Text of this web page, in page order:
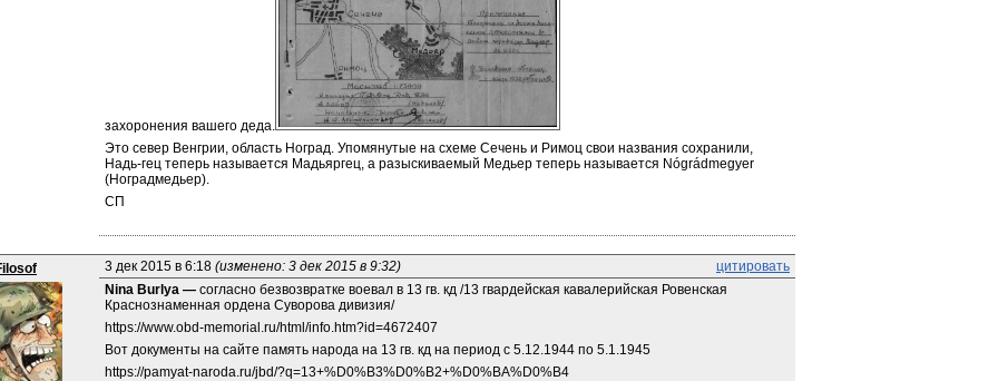
захоронения вашего деда.
Это север Венгрии, область Ноград. Упомянутые на схеме Сечень и Римоц свои названия сохранили,
Надь-гец теперь называется Мадьяргец, а разыскиваемый Медьер теперь называется Nógrádmegyer
(Ноградмедьер).
СП
3 дек 2015 в 6:18 (изменено: 3 дек 2015 в 9:32)
цитировать
Nina Burlya — согласно безвозвратке воевал в 13 гв. кд /13 гвардейская кавалерийская Ровенская
Краснознаменная ордена Суворова дивизия/
https://www.obd-memorial.ru/html/info.htm?id=4672407
Вот документы на сайте память народа на 13 гв. кд на период с 5.12.1944 по 5.1.1945
https://pamyat-naroda.ru/jbd/?q=13+%D0%B3%D0%B2+%D0%BA%D0%B4